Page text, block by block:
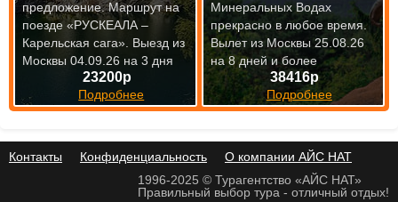
23200р
Подробнее
предложение. Маршрут на
поезде «РУСКЕАЛА –
Карельская сага». Выезд из
Москвы 04.09.26 на 3 дня
38416р
Подробнее
Минеральных Водах
прекрасно в любое время.
Вылет из Москвы 25.08.26
на 8 дней и более
Контакты Конфиденциальность
О компании АЙС НАТ
1996-2025 © Турагентство «АЙС НАТ»
Правильный выбор тура - отличный отдых!